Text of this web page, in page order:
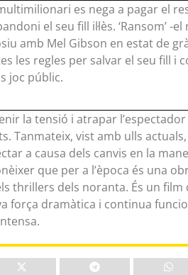
es nega a pagar el
el seu fill il·lès. ‘Ransom’ -
amb Mel Gibson en estat de
les regles per salvar el seu fill i
joc públic.
la tensió i atrapar
Tanmateix, vist amb ulls
a causa dels canvis en la
que per a l’època és una
thrillers dels noranta. És un film
força dramàtica i continua